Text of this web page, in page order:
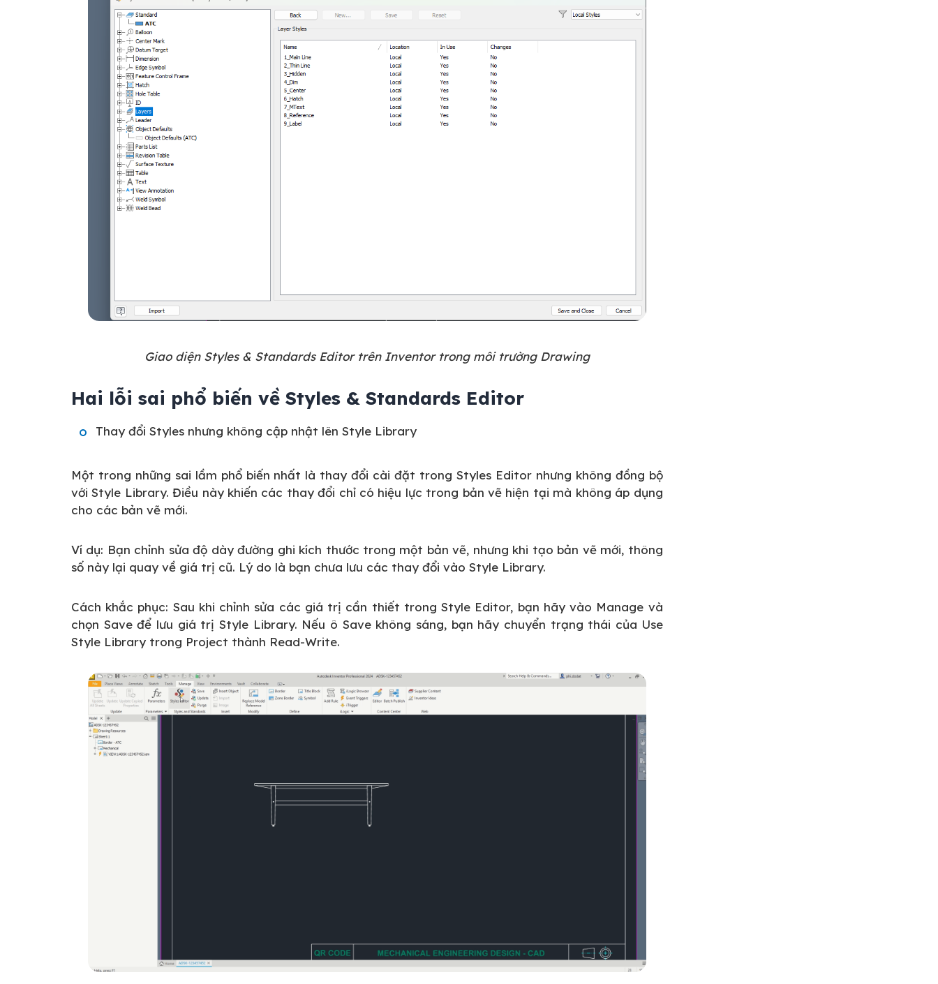
Giao diện Styles & Standards Editor trên Inventor trong môi trường Drawing
Hai lỗi sai phổ biến về Styles & Standards Editor
Thay đổi Styles nhưng không cập nhật lên Style Library
Một trong những sai lầm phổ biến nhất là thay đổi cài đặt trong Styles Editor nhưng không đồng bộ
với Style Library. Điều này khiến các thay đổi chỉ có hiệu lực trong bản vẽ hiện tại mà không áp dụng
cho các bản vẽ mới.
Ví dụ: Bạn chỉnh sửa độ dày đường ghi kích thước trong một bản vẽ, nhưng khi tạo bản vẽ mới, thông
số này lại quay về giá trị cũ. Lý do là bạn chưa lưu các thay đổi vào Style Library.
Cách khắc phục: Sau khi chỉnh sửa các giá trị cần thiết trong Style Editor, bạn hãy vào Manage và
chọn Save để lưu giá trị Style Library. Nếu ô Save không sáng, bạn hãy chuyển trạng thái của Use
Style Library trong Project thành Read-Write.